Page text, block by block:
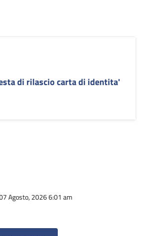
di rilascio carta di identita'
Agosto, 2026 6:01 am